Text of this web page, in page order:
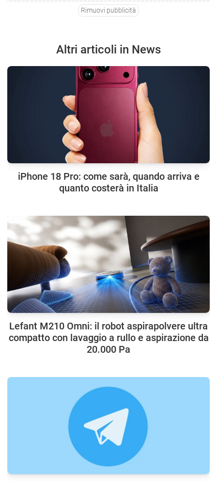
Rimuovi pubblicità
Altri articoli in News
iPhone 18 Pro: come sarà, quando arriva e
quanto costerà in Italia
Lefant M210 Omni: il robot aspirapolvere ultra
compatto con lavaggio a rullo e aspirazione da
20.000 Pa